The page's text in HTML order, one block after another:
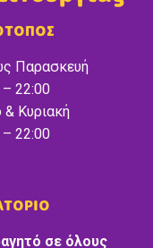
Παρασκευή
– 22:00
Κυριακή
– 22:00
σε όλους